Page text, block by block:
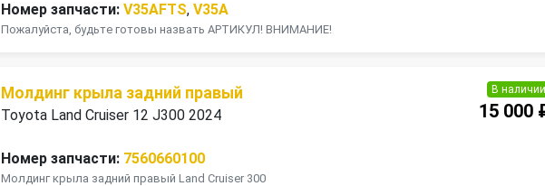
Номер запчасти: V35AFTS,V35A
Пожалуйста, будьте готовы назвать АРТИКУЛ! ВНИМАНИЕ!
Молдинг крыла задний правый
Toyota Land Cruiser 12 J300 2024
Номер запчасти: 7560660100
Молдинг крыла задний правый Land Cruiser 300
В наличии
15 000